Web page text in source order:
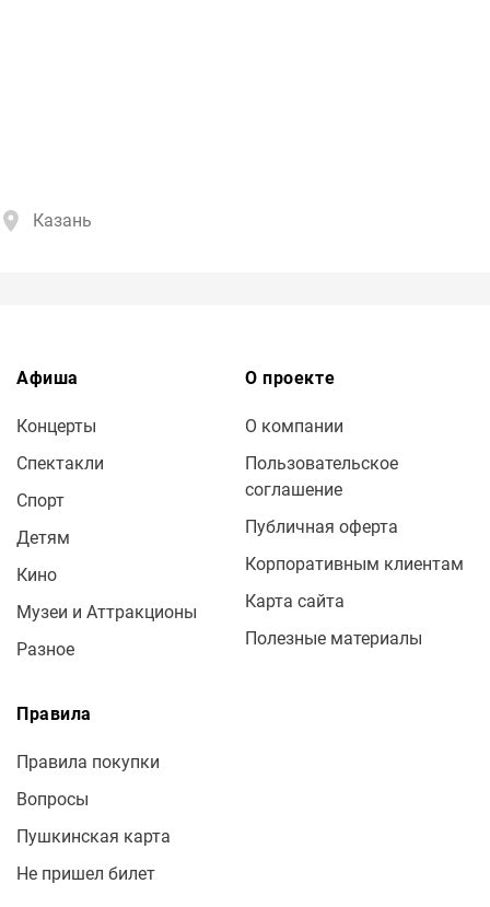
Казань
Афиша
Концерты
Спектакли
Спорт
Детям
Кино
Музеи и Аттракционы
Разное
О проекте
О компании
Пользовательское
соглашение
Публичная оферта
Корпоративным клиентам
Карта сайта
Полезные материалы
Правила
Правила покупки
Вопросы
Пушкинская карта
Не пришел билет